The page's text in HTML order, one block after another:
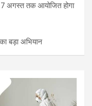
अगस्त तक आयोजित होगा
बड़ा अभियान